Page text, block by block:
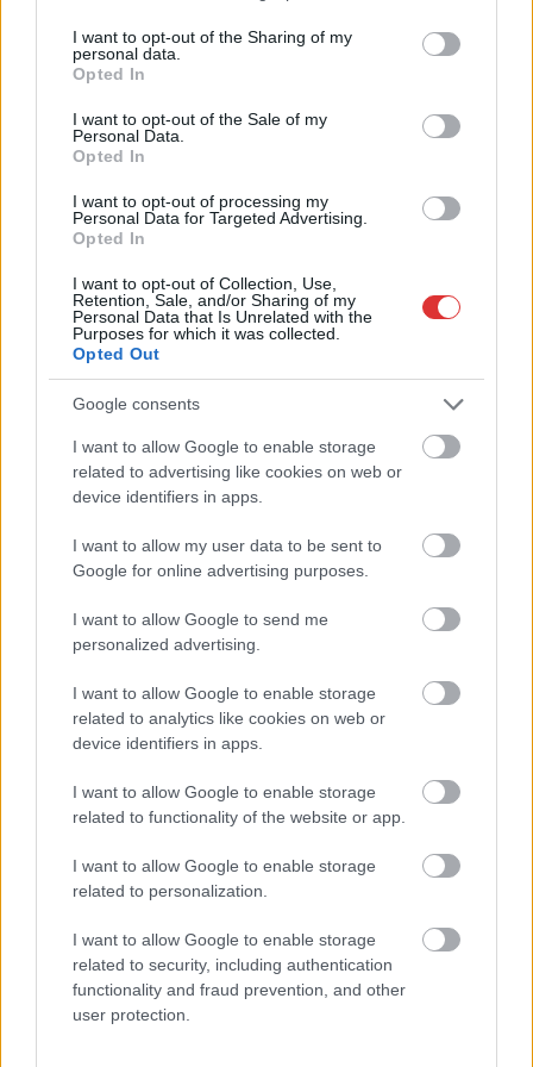
not limited to your visit or usage behaviour. You may click to
grant or deny consent to Google and its third-party tags to
use your data for below specified purposes in below Google
consent section.
I want to opt-out of the Sharing of my
personal data.
Opted In
I want to opt-out of the Sale of my
Personal Data.
Opted In
I want to opt-out of processing my
Personal Data for Targeted Advertising.
Opted In
I want to opt-out of Collection, Use,
Retention, Sale, and/or Sharing of my
Personal Data that Is Unrelated with the
Purposes for which it was collected.
Opted Out
Google consents
I want to allow Google to enable storage
related to advertising like cookies on web or
device identifiers in apps.
I want to allow my user data to be sent to
Google for online advertising purposes.
I want to allow Google to send me
personalized advertising.
I want to allow Google to enable storage
related to analytics like cookies on web or
device identifiers in apps.
I want to allow Google to enable storage
related to functionality of the website or app.
I want to allow Google to enable storage
related to personalization.
I want to allow Google to enable storage
related to security, including authentication
functionality and fraud prevention, and other
user protection.
2026.08.06.
Csődbe ment a tószegi Accell Hunland, a hazai
kerékpárgyártás meghatározó szereplője
anyavállalat fizetési haladékot kért. Az európai
kerékpáripar...
Hírlevél feliratkozás
Adja meg keresztnevét:
Adja
meg e-mail címét:
ot
Nem szeretne lemaradni semmiről? Csak egy kattintás, és hírlevelünk a
legfrissebb információkkal és exkluzív tartalmakkal hétről hétre
postaládájába érkezik!